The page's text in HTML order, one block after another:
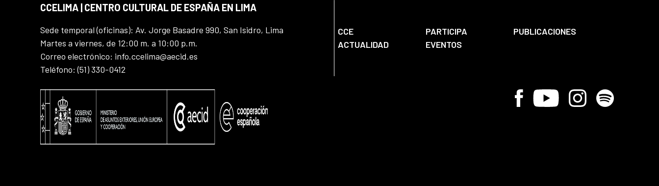
CCELIMA | CENTRO CULTURAL DE ESPAÑA EN LIMA
Sede temporal (oficinas): Av. Jorge Basadre 990, San Isidro, Lima
Martes a viernes, de 12:00 m. a 10:00 p.m.
Correo electrónico: info.ccelima@aecid.es
Teléfono: (51) 330-0412
CCE PARTICIPA
PUBLICACIONES
ACTUALIDAD
EVENTOS
Facebook
Youtube InstagramSpotify